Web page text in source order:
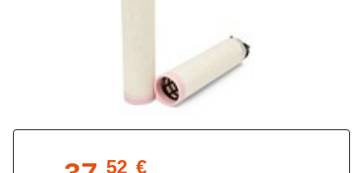
52 €